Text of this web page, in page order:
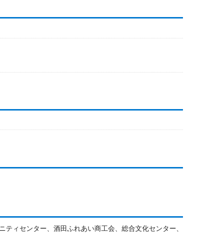
ィセンター、酒田ふれあい商工会、総合文化センター、